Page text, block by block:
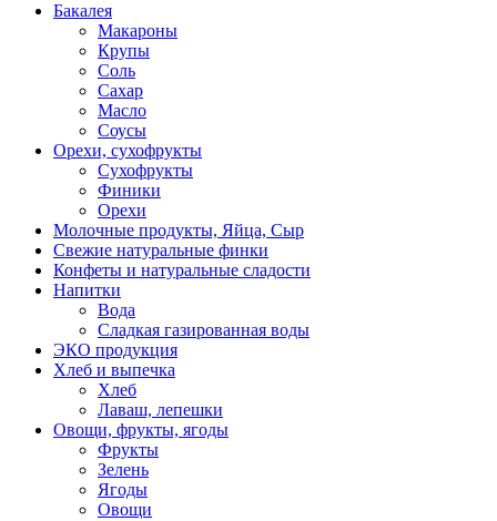
Бакалея
Макароны
Крупы
Соль
Сахар
Масло
Соусы
Орехи, сухофрукты
Сухофрукты
Финики
Орехи
Молочные продукты, Яйца, Сыр
Свежие натуральные финки
Конфеты и натуральные сладости
Напитки
Вода
Сладкая газированная воды
ЭКО продукция
Хлеб и выпечка
Хлеб
Лаваш, лепешки
Овощи, фрукты, ягоды
Фрукты
Зелень
Ягоды
Овощи